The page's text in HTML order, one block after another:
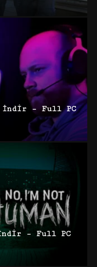
İndir – Full PC
– Full PC